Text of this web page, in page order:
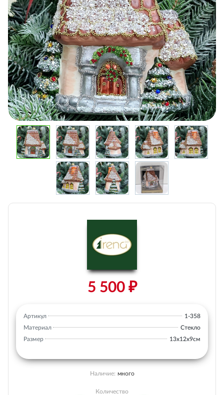
5 500 ₽
Артикул
1-358
Материал
Стекло
Размер
13х12х9см
Наличие: много
Количество